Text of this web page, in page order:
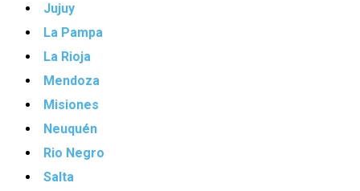
Jujuy
La Pampa
La Rioja
Mendoza
Misiones
Neuquén
Rio Negro
Salta